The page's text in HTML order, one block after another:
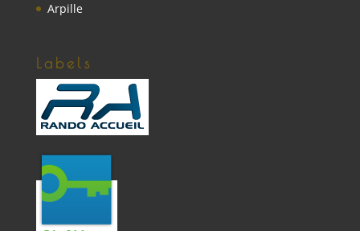
Arpille
Labels